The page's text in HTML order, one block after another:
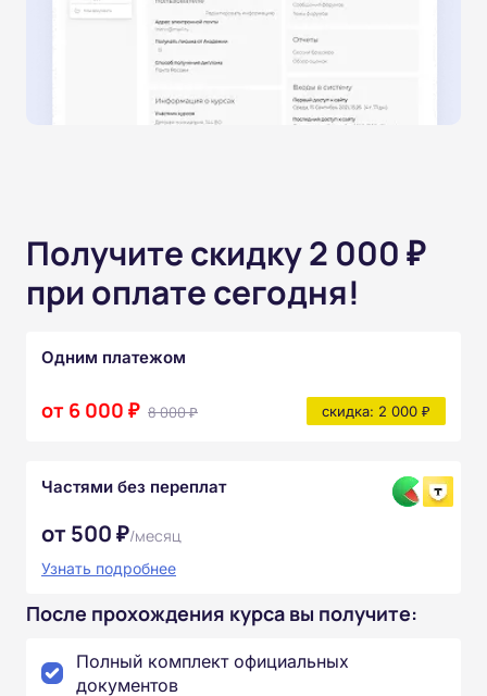
Получите скидку 2 000 ₽
при оплате сегодня!
Одним платежом
от 6 000 ₽ 8 000 ₽ скидка: 2 000 ₽
Частями без переплат
от 500 ₽/месяц
Узнать подробнее
После прохождения курса вы получите:
Полный комплект официальных
документов